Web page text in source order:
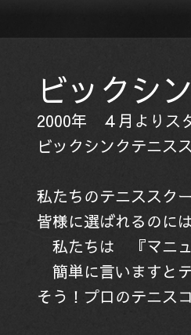
ビックシ
2000年 ４月よりス
ビックシンクテニス
私たちのテニススク
皆様に選ばれるのに
私たちは 『マニュ
簡単に言いますと
そう！プロのテニス